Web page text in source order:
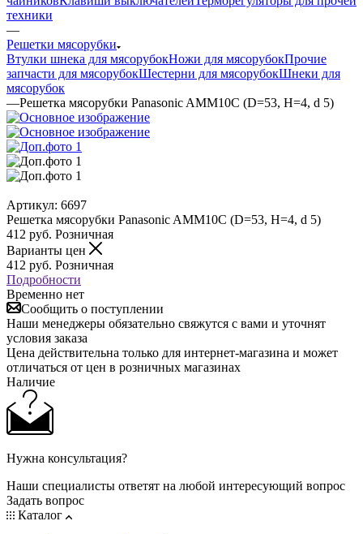
техники
—
Решетки мясорубки
Втулки шнека для мясорубокНожи для мясорубокПрочие
запчасти для мясорубокШестерни для мясорубокШнеки для
мясорубок
—Решетка мясорубки Panasonic AMM10C (D=53, H=4, d 5)
Артикул: 6697
Решетка мясорубки Panasonic AMM10C (D=53, H=4, d 5)
412 руб. Розничная
Варианты цен
412 руб. Розничная
Подробности
Временно нет
Сообщить о поступлении
Наши менеджеры обязательно свяжутся с вами и уточнят
условия заказа
Цена действительна только для интернет-магазина и может
отличаться от цен в розничных магазинах
Наличие
Нужна консультация?
Наши специалисты ответят на любой интересующий вопрос
Задать вопрос
Каталог